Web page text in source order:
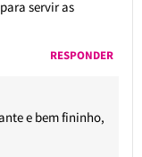
servir as
RESPONDER
e bem fininho,